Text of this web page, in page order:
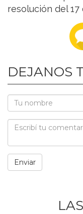
resolución del 17
DEJANOS